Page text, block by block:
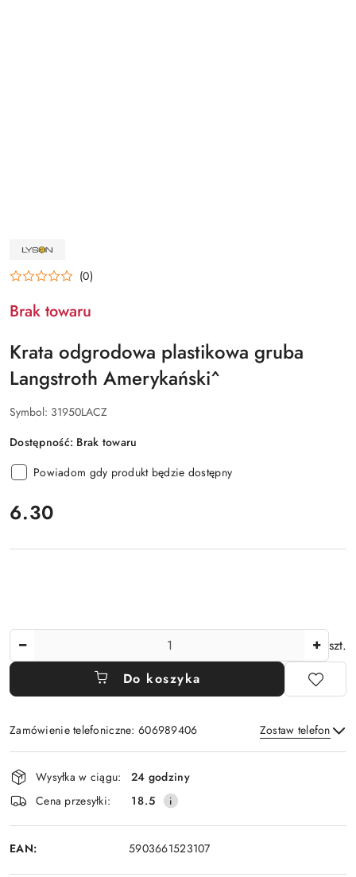
NAZWA
PRODUCENTA:
ŁYSOŃ
(0)
Brak towaru
Krata odgrodowa plastikowa gruba
Langstroth Amerykański^
Symbol: 31950LACZ
Dostępność: Brak towaru
Powiadom gdy produkt będzie dostępny
cena:
6.30
szt.
Do koszyka
Zamówienie telefoniczne: 606989406 Zostaw telefon
Wyślij
Dostępność
i
dostawa
Wysyłka w ciągu:
24 godziny
Cena przesyłki:
18.5
EAN: 5903661523107